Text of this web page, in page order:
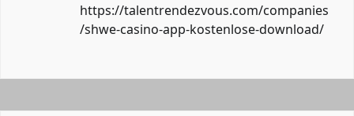
https://talentrendezvous.com/companies
/shwe-casino-app-kostenlose-download/